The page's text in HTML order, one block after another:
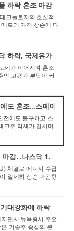
하락 혼조 마감
크놀로지의 호실적
모리 가격 상승에 따
인상이 맞...
하락, 국제유가
세가 이어지며 혼조
의 고평가 부담이 커
하락한 ...
도 혼조…스페이
전에도 불구하고 스
크주 약세가 겹치며
주 조...
마감…나스닥 1.
체결로 에너지 수급
일제히 상승 마감했
업평균지수...
대강화에 하락
면서 뉴욕증시 주요
기술주 중심의 큰